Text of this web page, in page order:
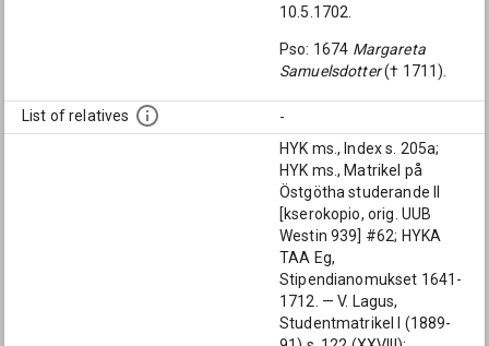
10.5.1702.
Pso: 1674 Margareta
Samuelsdotter(† 1711).
List of relatives -
HYK ms., Index s. 205a;
HYK ms., Matrikel på
Östgötha studerande II
[kserokopio, orig. UUB
Westin 939] #62; HYKA
TAA Eg,
Stipendianomukset 1641-
1712. — V. Lagus,
Studentmatrikel I (1889-